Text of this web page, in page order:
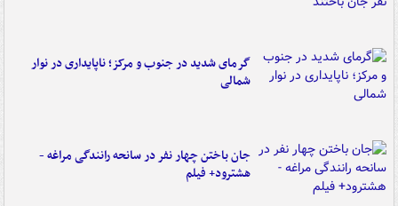
گرمای شدید در جنوب و مرکز؛ ناپایداری در نوار
شمالی
جان باختن چهار نفر در سانحه رانندگی مراغه -
هشترود+ فیلم